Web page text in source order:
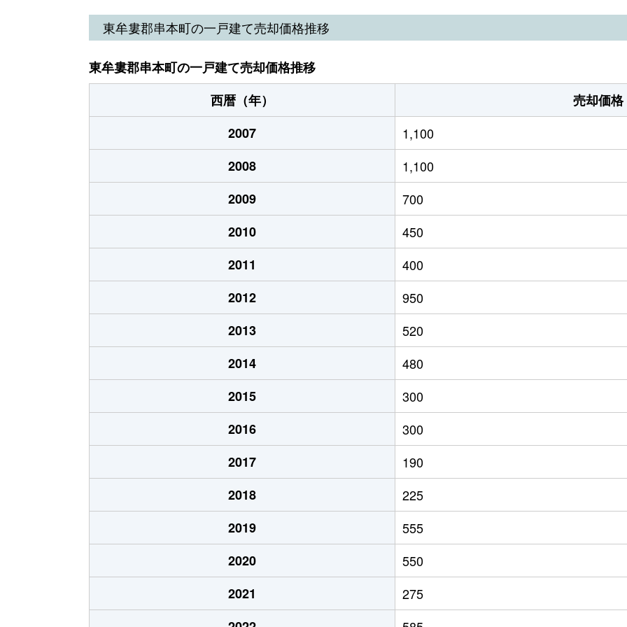
サンゴ台
1,400万円 串本 徒歩12分 220m² 125m²
潮岬
650万円 串本 徒歩45分 310m² 110m²
潮岬
2,700万円 串本 徒歩45分 270m² 100m²
潮岬
250万円 串本 徒歩45分 190m² 120m²
潮岬
300万円 古座 徒歩2時間 120m² 70m²
中湊
680万円 古座 徒歩8分 165m² 115m²
西向
240万円 古座 徒歩2分 105m² -
和深
1,200万円 田子 徒歩11分 590m² 220m²
和深
150万円 和深 徒歩11分 250m² 160m²
和深
20,000万円 和深 徒歩26分 2000m² 1000m²
東牟婁郡串本町の一戸建て売却価格推移
東牟婁郡串本町の一戸建て売却価格推移
西暦（年）
売却価格
2007
1,100
2008
1,100
2009
700
2010
450
2011
400
2012
950
2013
520
2014
480
2015
300
2016
300
2017
190
2018
225
2019
555
2020
550
2021
275